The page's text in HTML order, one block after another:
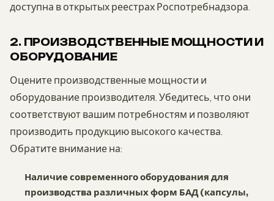
доступна в открытых реестрах Роспотребнадзора.
2. ПРОИЗВОДСТВЕННЫЕ МОЩНОСТИ И
ОБОРУДОВАНИЕ
Оцените производственные мощности и
оборудование производителя. Убедитесь, что они
соответствуют вашим потребностям и позволяют
производить продукцию высокого качества.
Обратите внимание на:
Наличие современного оборудования для
производства различных форм БАД (капсулы,